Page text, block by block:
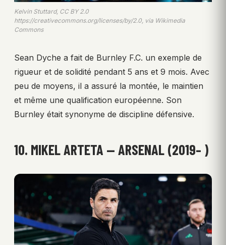
Kelvin Stuttard, CC BY 2.0
https://creativecommons.org/licenses/by/2.0, via Wikimedia
Commons
Sean Dyche a fait de Burnley F.C. un exemple de
rigueur et de solidité pendant 5 ans et 9 mois. Avec
peu de moyens, il a assuré la montée, le maintien
et même une qualification européenne. Son
Burnley était synonyme de discipline défensive.
10. MIKEL ARTETA — ARSENAL (2019– )